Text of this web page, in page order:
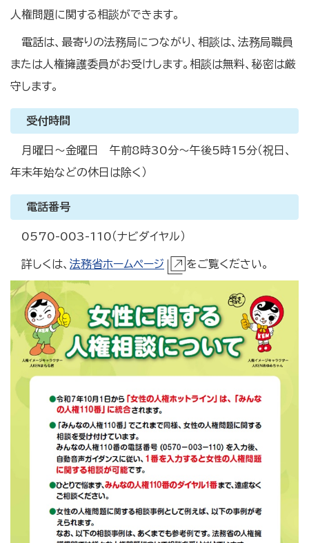
人権問題に関する相談ができます。
電話は、最寄りの法務局につながり、相談は、法務局職員
または人権擁護委員がお受けします。相談は無料、秘密は厳
守します。
受付時間
月曜日～金曜日 午前8時30分～午後5時15分（祝日、
年末年始などの休日は除く）
電話番号
0570-003-110（ナビダイヤル）
詳しくは、 法務省ホームページ をご覧ください。